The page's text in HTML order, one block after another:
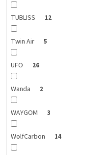
TUBLISS 12
Twin Air 5
UFO 26
Wanda 2
WAYGOM 3
WolfCarbon 14